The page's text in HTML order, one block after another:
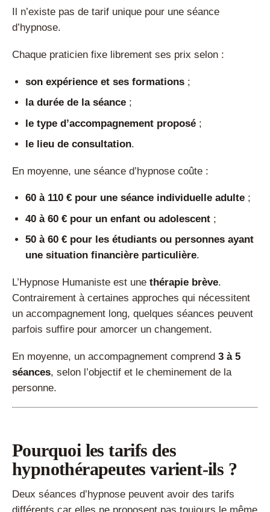
Il n’existe pas de tarif unique pour une séance
d’hypnose.
Chaque praticien fixe librement ses prix selon :
son expérience et ses formations ;
la durée de la séance ;
le type d’accompagnement proposé ;
le lieu de consultation.
En moyenne, une séance d’hypnose coûte :
60 à 110 € pour une séance individuelle adulte ;
40 à 60 € pour un enfant ou adolescent ;
50 à 60 € pour les étudiants ou personnes ayant
une situation financière particulière.
L’Hypnose Humaniste est une thérapie brève.
Contrairement à certaines approches qui nécessitent
un accompagnement long, quelques séances peuvent
parfois suffire pour amorcer un changement.
En moyenne, un accompagnement comprend 3 à 5
séances, selon l’objectif et le cheminement de la
personne.
Pourquoi les tarifs des
hypnothérapeutes varient-ils ?
Deux séances d’hypnose peuvent avoir des tarifs